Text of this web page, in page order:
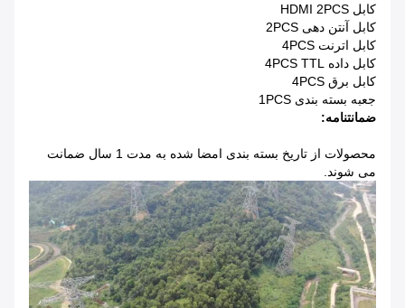
کابل HDMI 2PCS
کابل آنتن دهی 2PCS
کابل اترنت 4PCS
کابل داده 4PCS TTL
کابل برق 4PCS
جعبه بسته بندی 1PCS
ضمانتنامه:
محصولات از تاریخ بسته بندی امضا شده به مدت 1 سال ضمانت
می شوند.